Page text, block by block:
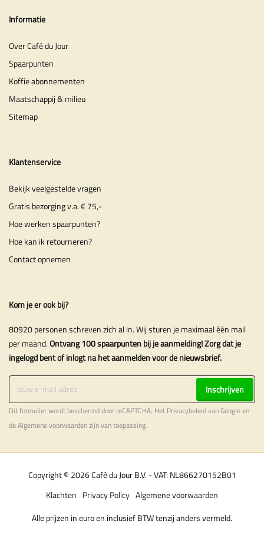
Informatie
Over Café du Jour
Spaarpunten
Koffie abonnementen
Maatschappij & milieu
Sitemap
Klantenservice
Bekijk veelgestelde vragen
Gratis bezorging v.a. € 75,-
Hoe werken spaarpunten?
Hoe kan ik retourneren?
Contact opnemen
Kom je er ook bij?
80920 personen schreven zich al in. Wij sturen je maximaal één mail
per maand.Ontvang 100 spaarpunten bij je aanmelding! Zorg dat je
ingelogd bent of inlogt na het aanmelden voor de nieuwsbrief.
Inschrijven
Dit formulier wordt beschermd door reCAPTCHA. Het Privacybeleidvan Google en
deAlgemene voorwaardenzijn van toepassing.
Copyright © 2026 Café du Jour B.V. - VAT: NL866270152B01
Algemene voorwaarden
Privacy Policy
Klachten
Alle prijzen in euro en inclusief BTW tenzij anders vermeld.